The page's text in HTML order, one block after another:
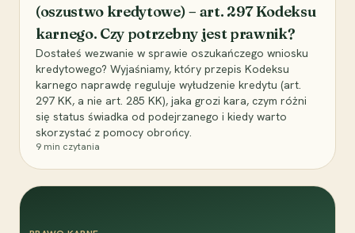
(oszustwo kredytowe) – art. 297 Kodeksu
karnego. Czy potrzebny jest prawnik?
Dostałeś wezwanie w sprawie oszukańczego wniosku
kredytowego? Wyjaśniamy, który przepis Kodeksu
karnego naprawdę reguluje wyłudzenie kredytu (art.
297 KK, a nie art. 285 KK), jaka grozi kara, czym różni
się status świadka od podejrzanego i kiedy warto
skorzystać z pomocy obrońcy.
9 min czytania